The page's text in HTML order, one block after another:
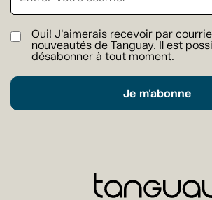
Oui! J'aimerais recevoir par
nouveautés de Tanguay. Il est
désabonner à tout moment.
Je m'abonne